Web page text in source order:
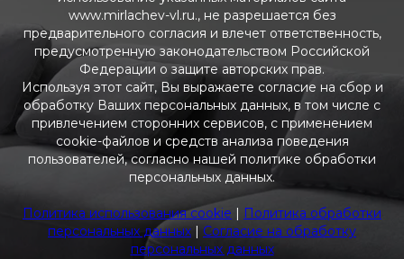
www.mirlachev-vl.ru., не разрешается без
предварительного согласия и влечет ответственность,
предусмотренную законодательством Российской
Федерации о защите авторских прав.
Используя этот сайт, Вы выражаете согласие на сбор и
обработку Ваших персональных данных, в том числе с
привлечением сторонних сервисов, с применением
cookie-файлов и средств анализа поведения
пользователей, согласно нашей политике обработки
персональных данных.
Политика использования cookie | Политика обработки
персональных данных | Согласие на обработку
персональных данных